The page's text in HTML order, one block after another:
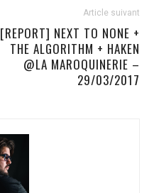
Article suivant
[REPORT] NEXT TO NONE +
THE ALGORITHM + HAKEN
@LA MAROQUINERIE –
29/03/2017